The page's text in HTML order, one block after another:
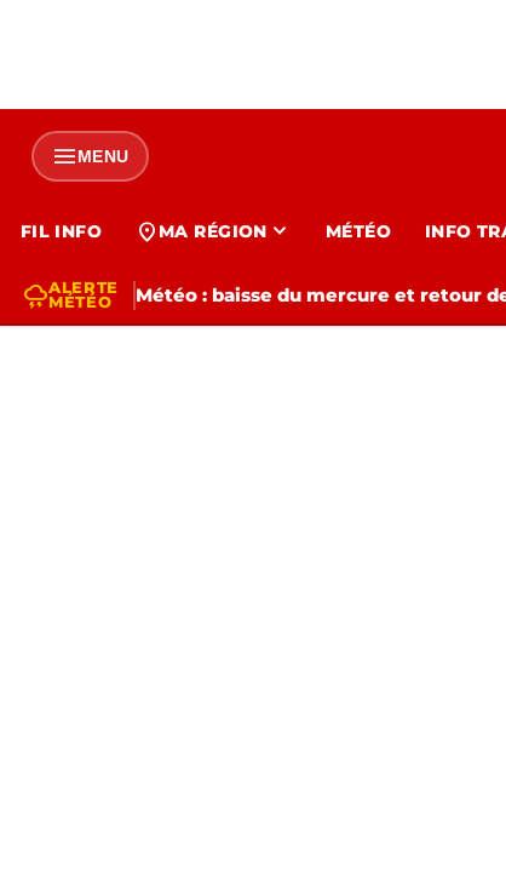
menuMENU
FIL INFO location_on MA RÉGION expand_more MÉTÉO INFO
thunderstormALERTE
MÉTÉO
Météo : baisse du mercure et retour